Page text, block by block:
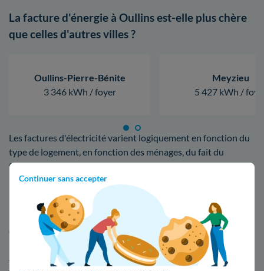
Continuer sans accepter
La facture d'énergie à Oullins est-elle plus chère
que celles d'autres villes ?
Oullins-Pierre-Bénite
3 346 kWh / foyer
Meyzieu
5 427 kWh /
Les factures d'électricité varient logiquement en fonction du
type de logement, en fonction des ménages, du fait du
fournisseur, de la consommation en kWh, et de bien d'autres
paramètres.
Faites une estimation facile de votre facture
d'énergie à Oullins
Afin de visualiser les écarts de tarifs entre EDF et les autres